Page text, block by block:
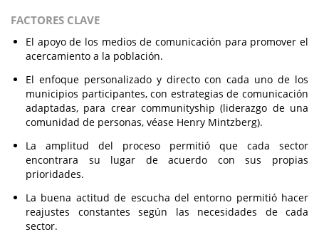
FACTORES CLAVE
El apoyo de los medios de comunicación para promover el
acercamiento a la población.
El enfoque personalizado y directo con cada uno de los
municipios participantes, con estrategias de comunicación
adaptadas, para crear communityship (liderazgo de una
comunidad de personas, véase Henry Mintzberg).
La amplitud del proceso permitió que cada sector
encontrara su lugar de acuerdo con sus propias
prioridades.
La buena actitud de escucha del entorno permitió hacer
reajustes constantes según las necesidades de cada
sector.